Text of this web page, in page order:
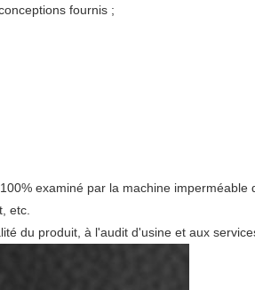
fournis ;
examiné par la machine imperméable
etc.
du produit, à l'audit d'usine et aux